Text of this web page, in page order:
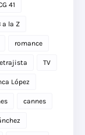
41
a la Z
romance
TV
López
cannes